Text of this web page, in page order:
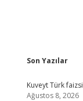
Son Yazılar
Kuveyt Türk
Ağustos 8, 2026